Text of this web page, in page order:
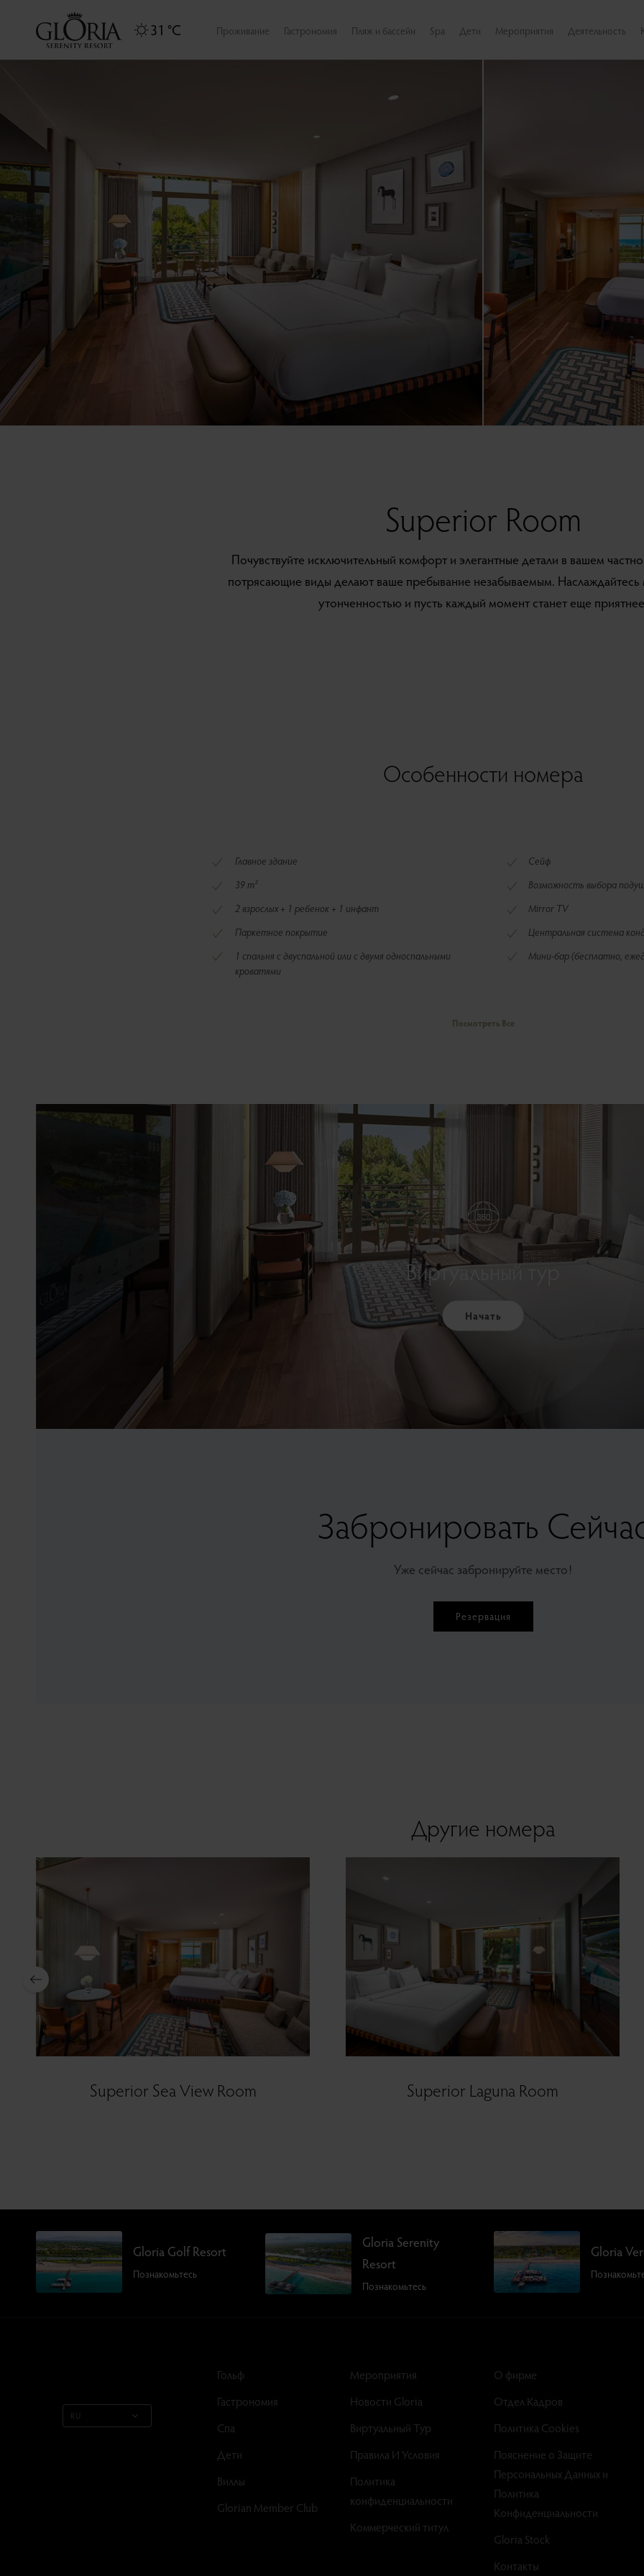
31 °C Проживание Гастрономия Пляж и бассейн Spa Дети Мероприятия Деятельность
Superior Room
Почувствуйте исключительный комфорт и элегантные детали в вашем
потрясающие виды делают ваше пребывание незабываемым. Наслаждайтесь
утонченностью и пусть каждый момент станет еще
Особенности номера
Главное здание
39 m²
2 взрослых + 1 ребенок + 1 инфант
Паркетное покрытие
1 спальня с двуспальной или с двумя односпальными
кроватями
Сейф
Возможность выбора
Mirror TV
Центральная система
Мини-бар (бесплатно,
Посмотреть Все
Виртуальный тур
Начать
Забронировать
Уже сейчас забронируйте место!
Резервация
Другие номера
Superior Sea View Room Superior Laguna Room
Gloria Golf Resort
Познакомьтесь
Gloria Serenity
Resort
Познакомьтесь
Gloria
RU
Гольф
Гастрономия
Спа
Дети
Виллы
Glorian Member Club
Мероприятия
Новости Gloria
Виртуальный Тур
Правила И Условия
Политика
конфиденциальности
Коммерческий титул
О фирме
Отдел Кадров
Политика Cookies
Пояснение о Защите
Персональных Данных и
Политика
Конфиденциальности
Gloria Stock
Контакты